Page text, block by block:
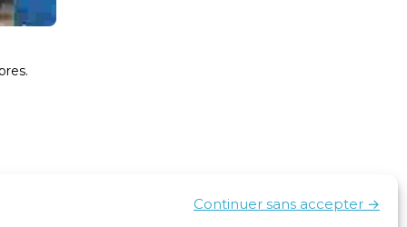
Continuer sans accepter →